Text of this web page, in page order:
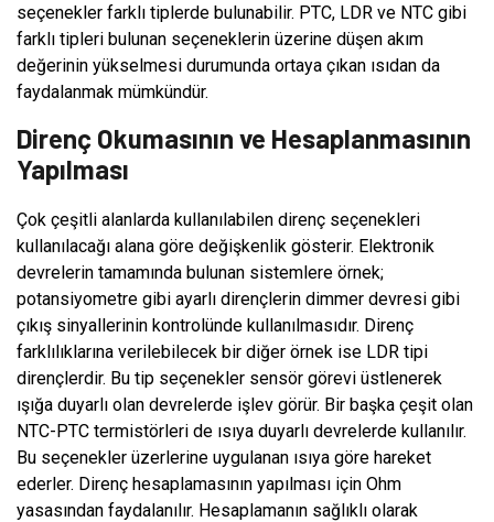
seçenekler farklı tiplerde bulunabilir. PTC, LDR ve NTC gibi
farklı tipleri bulunan seçeneklerin üzerine düşen akım
değerinin yükselmesi durumunda ortaya çıkan ısıdan da
faydalanmak mümkündür.
Direnç Okumasının ve Hesaplanmasının
Yapılması
Çok çeşitli alanlarda kullanılabilen direnç seçenekleri
kullanılacağı alana göre değişkenlik gösterir. Elektronik
devrelerin tamamında bulunan sistemlere örnek;
potansiyometre gibi ayarlı dirençlerin dimmer devresi gibi
çıkış sinyallerinin kontrolünde kullanılmasıdır. Direnç
farklılıklarına verilebilecek bir diğer örnek ise LDR tipi
dirençlerdir. Bu tip seçenekler sensör görevi üstlenerek
ışığa duyarlı olan devrelerde işlev görür. Bir başka çeşit olan
NTC-PTC termistörleri de ısıya duyarlı devrelerde kullanılır.
Bu seçenekler üzerlerine uygulanan ısıya göre hareket
ederler. Direnç hesaplamasının yapılması için Ohm
yasasından faydalanılır. Hesaplamanın sağlıklı olarak